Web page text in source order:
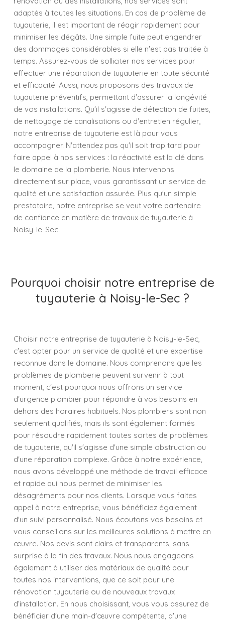
adaptés à toutes les situations. En cas de problème de
tuyauterie, il est important de réagir rapidement pour
minimiser les dégâts. Une simple fuite peut engendrer
des dommages considérables si elle n'est pas traitée à
temps. Assurez-vous de solliciter nos services pour
effectuer une réparation de tuyauterie en toute sécurité
et efficacité. Aussi, nous proposons des travaux de
tuyauterie préventifs, permettant d'assurer la longévité
de vos installations. Qu'il s'agisse de détection de fuites,
de nettoyage de canalisations ou d'entretien régulier,
notre entreprise de tuyauterie est là pour vous
accompagner. N'attendez pas qu'il soit trop tard pour
faire appel à nos services : la réactivité est la clé dans
le domaine de la plomberie. Nous intervenons
directement sur place, vous garantissant un service de
qualité et une satisfaction assurée. Plus qu'un simple
prestataire, notre entreprise se veut votre partenaire
de confiance en matière de travaux de tuyauterie à
Noisy-le-Sec.
Pourquoi choisir notre entreprise de
tuyauterie à Noisy-le-Sec ?
Choisir notre entreprise de tuyauterie à Noisy-le-Sec,
c'est opter pour un service de qualité et une expertise
reconnue dans le domaine. Nous comprenons que les
problèmes de plomberie peuvent survenir à tout
moment, c'est pourquoi nous offrons un service
d'urgence plombier pour répondre à vos besoins en
dehors des horaires habituels. Nos plombiers sont non
seulement qualifiés, mais ils sont également formés
pour résoudre rapidement toutes sortes de problèmes
de tuyauterie, qu'il s'agisse d'une simple obstruction ou
d'une réparation complexe. Grâce à notre expérience,
nous avons développé une méthode de travail efficace
et rapide qui nous permet de minimiser les
désagréments pour nos clients. Lorsque vous faites
appel à notre entreprise, vous bénéficiez également
d'un suivi personnalisé. Nous écoutons vos besoins et
vous conseillons sur les meilleures solutions à mettre en
œuvre. Nos devis sont clairs et transparents, sans
surprise à la fin des travaux. Nous nous engageons
également à utiliser des matériaux de qualité pour
toutes nos interventions, que ce soit pour une
rénovation tuyauterie ou de nouveaux travaux
d’installation. En nous choisissant, vous vous assurez de
bénéficier d'une main-d'œuvre compétente, d'une